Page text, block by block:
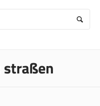
straßen